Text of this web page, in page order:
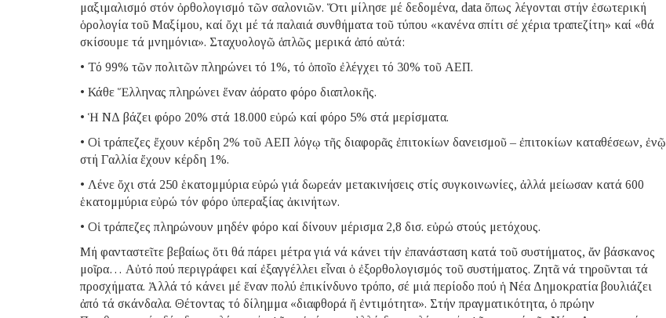
μαξιμαλισμό στόν ὀρθολογισμό τῶν σαλονιῶν. Ὅτι μίλησε μέ δεδομένα, data ὅπως λέγονται στήν ἐσωτερική
ὁρολογία τοῦ Μαξίμου, καί ὄχι μέ τά παλαιά συνθήματα τοῦ τύπου «κανένα σπίτι σέ χέρια τραπεζίτη» καί «θά
σκίσουμε τά μνημόνια». Σταχυολογῶ ἁπλῶς μερικά ἀπό αὐτά:
• Τό 99% τῶν πολιτῶν πληρώνει τό 1%, τό ὁποῖο ἐλέγχει τό 30% τοῦ ΑΕΠ.
• Κάθε Ἕλληνας πληρώνει ἕναν ἀόρατο φόρο διαπλοκῆς.
• Ἡ ΝΔ βάζει φόρο 20% στά 18.000 εὐρώ καί φόρο 5% στά μερίσματα.
• Οἱ τράπεζες ἔχουν κέρδη 2% τοῦ ΑΕΠ λόγῳ τῆς διαφορᾶς ἐπιτοκίων δανεισμοῦ – ἐπιτοκίων καταθέσεων, ἐνῷ
στή Γαλλία ἔχουν κέρδη 1%.
• Λένε ὄχι στά 250 ἑκατομμύρια εὐρώ γιά δωρεάν μετακινήσεις στίς συγκοινωνίες, ἀλλά μείωσαν κατά 600
ἑκατομμύρια εὐρώ τόν φόρο ὑπεραξίας ἀκινήτων.
• Οἱ τράπεζες πληρώνουν μηδέν φόρο καί δίνουν μέρισμα 2,8 δισ. εὐρώ στούς μετόχους.
Μή φανταστεῖτε βεβαίως ὅτι θά πάρει μέτρα γιά νά κάνει τήν ἐπανάσταση κατά τοῦ συστήματος, ἄν βάσκανος
μοῖρα… Αὐτό πού περιγράφει καί ἐξαγγέλλει εἶναι ὁ ἐξορθολογισμός τοῦ συστήματος. Ζητᾶ νά τηροῦνται τά
προσχήματα. Ἀλλά τό κάνει μέ ἕναν πολύ ἐπικίνδυνο τρόπο, σέ μιά περίοδο πού ἡ Νέα Δημοκρατία βουλιάζει
ἀπό τά σκάνδαλα. Θέτοντας τό δίλημμα «διαφθορά ἤ ἐντιμότητα». Στήν πραγματικότητα, ὁ πρώην